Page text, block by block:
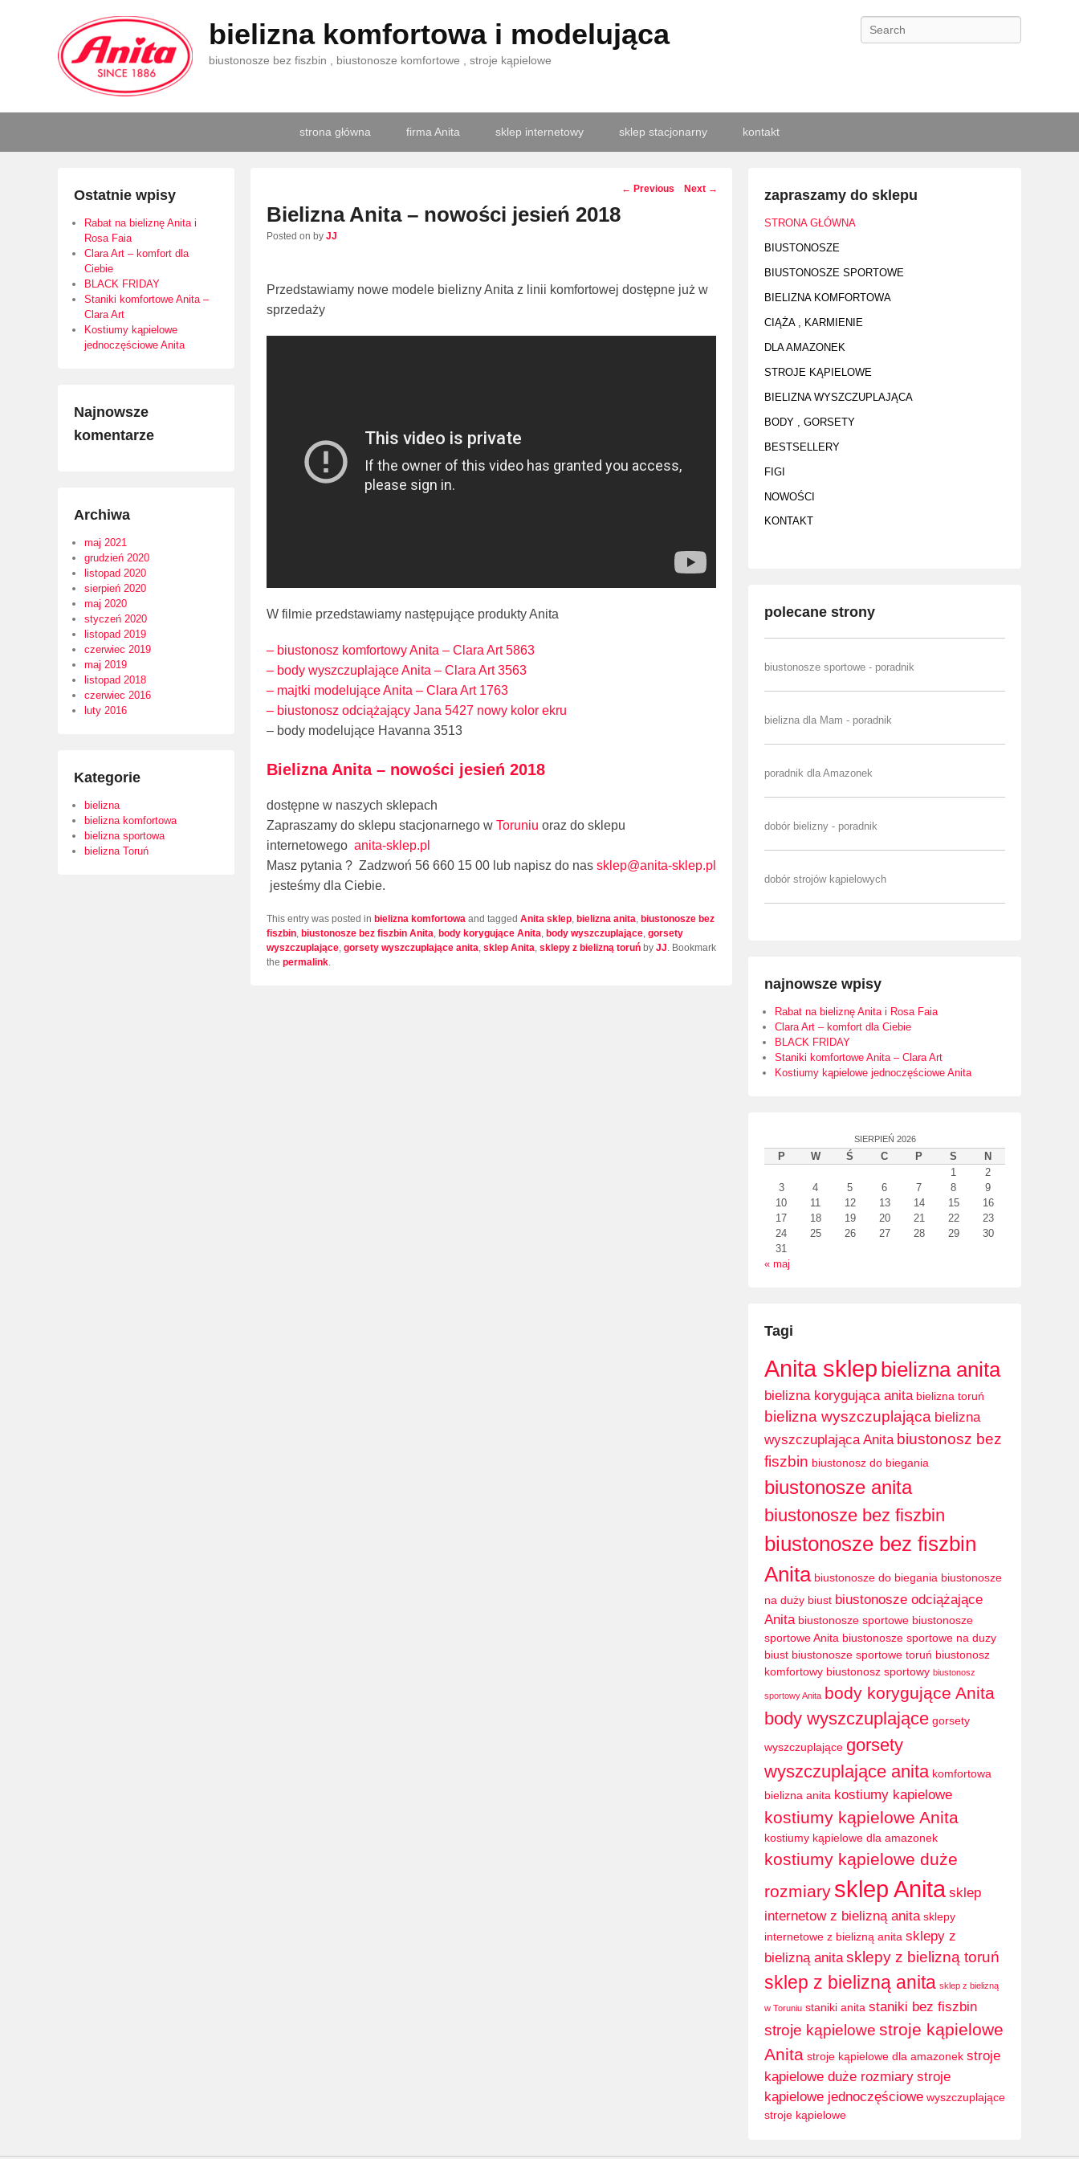
bielizna komfortowa i modelująca
biustonosze bez fiszbin , biustonosze komfortowe , stroje kąpielowe
Search
strona główna firma Anita sklep internetowy sklep stacjonarny kontakt
Post
← Previous Next →
Bielizna Anita – nowości jesień 2018
Posted on by JJ
Przedstawiamy nowe modele bielizny Anita z linii komfortowej dostępne już w
sprzedaży
W filmie przedstawiamy następujące produkty Anita
– biustonosz komfortowy Anita – Clara Art 5863
– body wyszczuplające Anita – Clara Art 3563
– majtki modelujące Anita – Clara Art 1763
– biustonosz odciążający Jana 5427 nowy kolor ekru
– body modelujące Havanna 3513
Bielizna Anita – nowości jesień 2018
dostępne w naszych sklepach
Zapraszamy do sklepu stacjonarnego w Toruniu oraz do sklepu
internetowego anita-sklep.pl
Masz pytania ? Zadzwoń 56 660 15 00 lub napisz do nas sklep@anita-sklep.pl
jesteśmy dla Ciebie.
This entry was posted in bielizna komfortowa and tagged Anita sklep, bielizna anita, biustonosze bez
fiszbin, biustonosze bez fiszbin Anita, body korygujące Anita, body wyszczuplające, gorsety
wyszczuplające, gorsety wyszczuplające anita, sklep Anita, sklepy z bielizną toruń by JJ. Bookmark
the permalink.
zapraszamy do sklepu
STRONA GŁÓWNA
BIUSTONOSZE
BIUSTONOSZE SPORTOWE
BIELIZNA KOMFORTOWA
CIĄŻA , KARMIENIE
DLA AMAZONEK
STROJE KĄPIELOWE
BIELIZNA WYSZCZUPLAJĄCA
BODY , GORSETY
BESTSELLERY
FIGI
NOWOŚCI
KONTAKT
polecane strony
biustonosze sportowe - poradnik
bielizna dla Mam - poradnik
poradnik dla Amazonek
dobór bielizny - poradnik
dobór strojów kąpielowych
najnowsze wpisy
Rabat na bieliznę Anita i Rosa Faia
Clara Art – komfort dla Ciebie
BLACK FRIDAY
Staniki komfortowe Anita – Clara Art
Kostiumy kąpielowe jednoczęściowe Anita
SIERPIEŃ 2026
P W Ś C P S
N
1
2
3
4 5 6 7 8
9
10
11 12 13 14 15
16
17
18 19 20 21 22
23
24
25 26 27 28 29
30
31
« maj
Tagi
Anita sklep bielizna anita
bielizna korygująca anita bielizna toruń
bielizna wyszczuplająca bielizna
wyszczuplająca Anita biustonosz bez
fiszbin biustonosz do biegania
biustonosze anita
biustonosze bez fiszbin
biustonosze bez fiszbin
Anita biustonosze do biegania biustonosze
na duży biust biustonosze odciążające
Anita biustonosze sportowe biustonosze
sportowe Anita biustonosze sportowe na duzy
biust biustonosze sportowe toruń biustonosz
komfortowy biustonosz sportowy biustonosz
sportowy Anita body korygujące Anita
body wyszczuplające gorsety
wyszczuplające gorsety
wyszczuplające anita komfortowa
bielizna anita kostiumy kapielowe
kostiumy kąpielowe Anita
kostiumy kąpielowe dla amazonek
kostiumy kąpielowe duże
rozmiary sklep Anita sklep
internetow z bielizną anita sklepy
internetowe z bielizną anita sklepy z
bielizną anita sklepy z bielizną toruń
sklep z bielizną anita sklep z bielizną
w Toruniu staniki anita staniki bez fiszbin
stroje kąpielowe stroje kąpielowe
Anita stroje kąpielowe dla amazonek stroje
kąpielowe duże rozmiary stroje
kąpielowe jednoczęściowe wyszczuplające
stroje kąpielowe
Ostatnie wpisy
Rabat na bieliznę Anita i
Rosa Faia
Clara Art – komfort dla
Ciebie
BLACK FRIDAY
Staniki komfortowe Anita –
Clara Art
Kostiumy kąpielowe
jednoczęściowe Anita
Najnowsze
komentarze
Archiwa
maj 2021
grudzień 2020
listopad 2020
sierpień 2020
maj 2020
styczeń 2020
listopad 2019
czerwiec 2019
maj 2019
listopad 2018
czerwiec 2016
luty 2016
Kategorie
bielizna
bielizna komfortowa
bielizna sportowa
bielizna Toruń